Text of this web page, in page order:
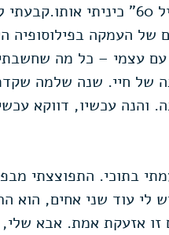
בקפידה. "טקס מעבר לגיל 60"
העמקה בפילוסופיה
עצמי – כל מה שחשבתי
של חיי. שנה שלמה
והנה עכשיו, דווקא
בתוכי. התפוצצתי
לי עוד שני אחים, הוא
אזעקת אמת. אבא